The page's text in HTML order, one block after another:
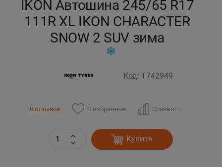
IKON Автошина 245/65 R17
111R XL IKON CHARACTER
SNOW 2 SUV зима
Код: T742949
0 отзывов В избранное Сравнить
Купить
Тараз